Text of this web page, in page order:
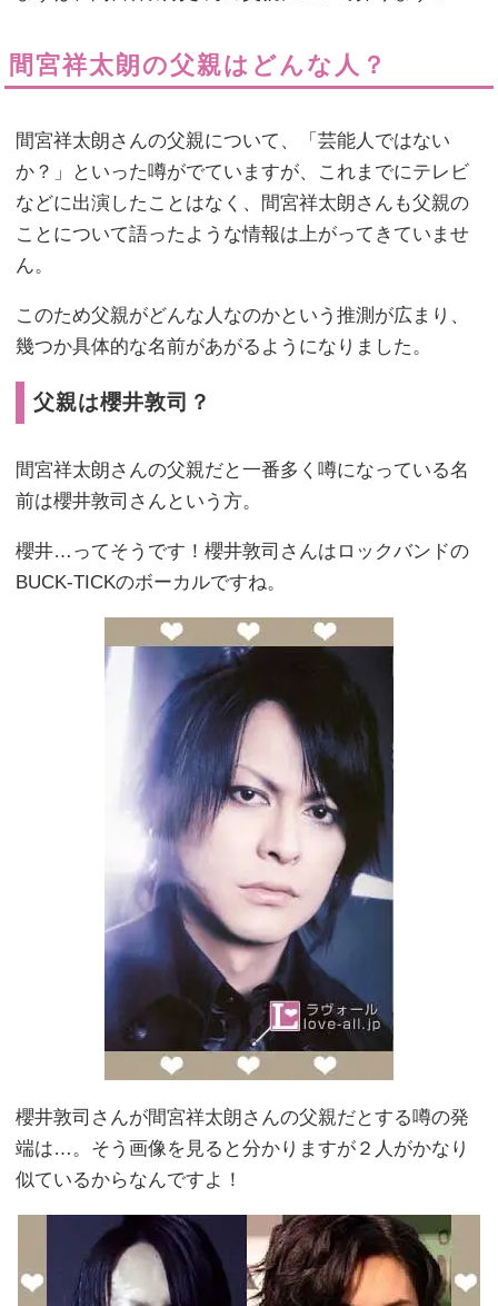
間宮祥太朗の父親はどんな人？
間宮祥太朗さんの父親について、「芸能人ではない
か？」といった噂がでていますが、これまでにテレビ
などに出演したことはなく、間宮祥太朗さんも父親の
ことについて語ったような情報は上がってきていませ
ん。
このため父親がどんな人なのかという推測が広まり、
幾つか具体的な名前があがるようになりました。
父親は櫻井敦司？
間宮祥太朗さんの父親だと一番多く噂になっている名
前は櫻井敦司さんという方。
櫻井…ってそうです！櫻井敦司さんはロックバンドの
BUCK-TICKのボーカルですね。
櫻井敦司さんが間宮祥太朗さんの父親だとする噂の発
端は…。そう画像を見ると分かりますが２人がかなり
似ているからなんですよ！